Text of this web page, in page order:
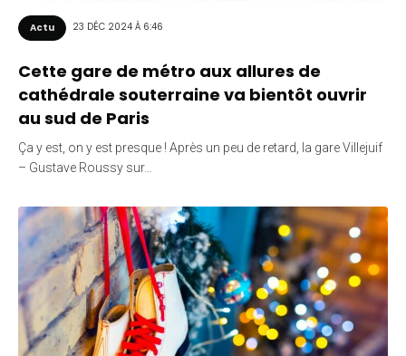
Actu 23 DÉC 2024 À 6:46
Cette gare de métro aux allures de
cathédrale souterraine va bientôt ouvrir
au sud de Paris
Ça y est, on y est presque ! Après un peu de retard, la gare Villejuif
– Gustave Roussy sur…